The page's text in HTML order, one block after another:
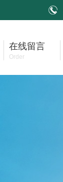
在线留言
Order